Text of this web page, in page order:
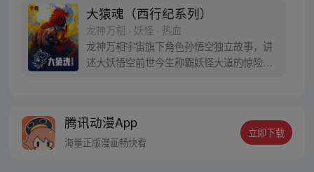
变得美好….随着阴谋慢慢揭露，暗魂四起,
为了让“永恒之火”重新归位，小狼妖白狼不
辞万难，找到唐三藏大法师，和他一起重新
寻回徒弟们，组成全新“西行小队”，再度踏
上西行之旅……
大猿魂（西行纪系列）
龙神万相 · 妖怪 · 热血
龙神万相宇宙旗下角色孙悟空独立故事，讲
述大妖悟空前世今生称霸妖怪大道的惊险历
人…六十年后，他再次破石而出，背负着守
护族人的希望和信念打败了妖怪大道的霸
腾讯动漫App
海量正版漫画畅快看
立即下载